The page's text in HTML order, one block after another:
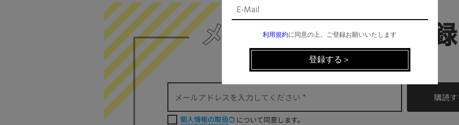
イベント、記事などの最新情報をお届け！
個人情報の取扱 について同意します。
利用規約に同意の上、ご登録お願いいたします